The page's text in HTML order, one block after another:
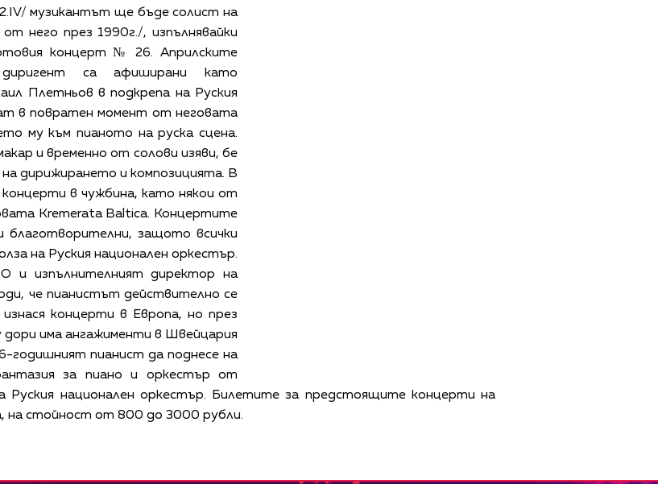
музикантът ще бъде солист на
него през 1990г./, изпълнявайки
концерт № 26. Априлските
са афиширани като
Плетньов в подкрепа на Руския
в повратен момент от неговата
му към пианото на руска сцена.
и временно от солови изяви, бе
дирижирането и композицията. В
в чужбина, като някои от
Kremerata Baltica. Концертите
благотворителни, защото всички
на Руския национален оркестър.
и изпълнителният директор на
че пианистът действително се
концерти в Европа, но през
дори има ангажименти в Швейцария
годишният пианист да поднесе на
за пиано и оркестър от
Руския национален оркестър. Билетите за предстоящите концерти на
на стойност от 800 до 3000 рубли.